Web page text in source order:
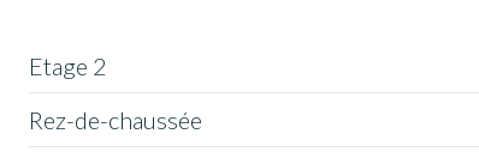
Etage 2
chambre
Rez-de-chaussée